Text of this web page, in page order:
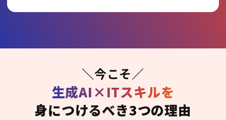
＼今こそ／
生成AI×ITスキルを
身につけるべき3つの理由